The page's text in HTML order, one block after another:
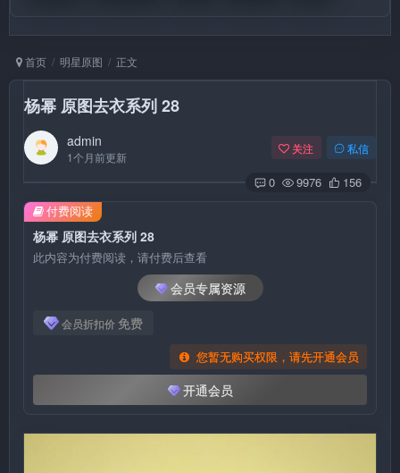
首页 明星原图 正文
杨幂 原图去衣系列 28
admin
1个月前更新
关注 私信
0 9976 156
杨幂 原图去衣系列 28
此内容为付费阅读，请付费后查看
会员专属资源
会员折扣价 免费
您暂无购买权限，请先开通会员
开通会员
付费阅读